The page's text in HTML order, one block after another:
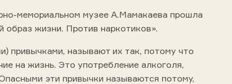
мемориальном музее А.Мамакаева прошла
образ жизни. Против наркотиков».
привычками, называют их так, потому что
на жизнь. Это употребление алкоголя,
эти привычки называются потому,